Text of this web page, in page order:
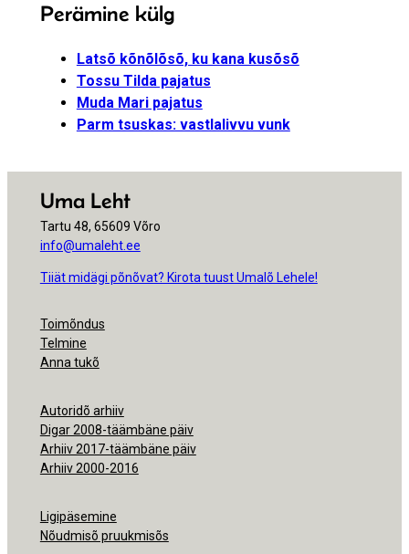
Perämine külg
Latsõ kõnõlõsõ, ku kana kusõsõ
Tossu Tilda pajatus
Muda Mari pajatus
Parm tsuskas: vastlalivvu vunk
Uma Leht
Tartu 48, 65609 Võro
info@umaleht.ee
Tiiät midägi põnõvat? Kirota tuust Umalõ Lehele!
Toimõndus
Telmine
Anna tukõ
Autoridõ arhiiv
Digar 2008-täämbäne päiv
Arhiiv 2017-täämbäne päiv
Arhiiv 2000-2016
Ligipäsemine
Nõudmisõ pruukmisõs